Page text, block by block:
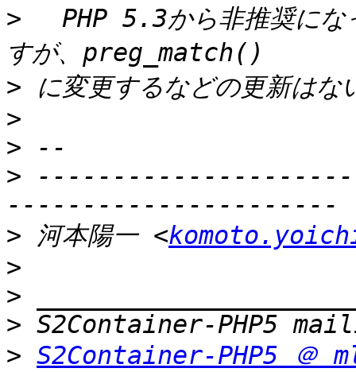
> PHP 5.3から非推奨にな
>
>
>
>
> 河本陽一 <
>
>
>
> S2Container-PHP5 ＠